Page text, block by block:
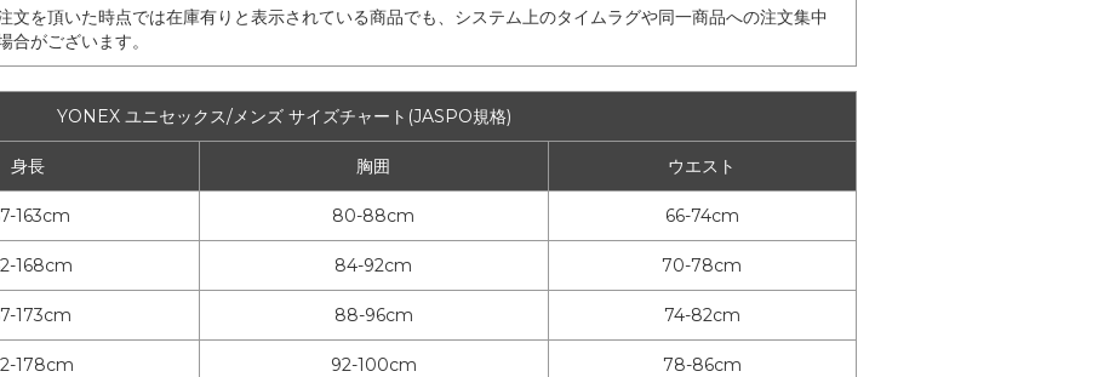
文を頂いた時点では在庫有りと表示されている商品でも、システム上のタイムラグや同一商品への注文集中
がございます。
YONEX ユニセックス/メンズ サイズチャート(JASPO規格)
身長 胸囲 ウエスト
163cm 80-88cm 66-74cm
168cm 84-92cm 70-78cm
173cm 88-96cm 74-82cm
178cm 92-100cm 78-86cm